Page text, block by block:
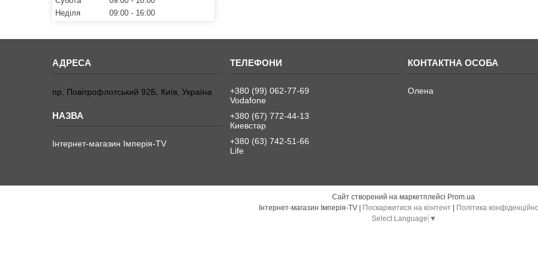
Неділя
09:00 16:00
пр. Повітрофлотський 92Б, Київ, Україна
Інтернет-магазин Імперія-TV
+380 (99) 062-77-69
Vodafone
+380 (67) 772-44-13
Киевстар
+380 (63) 742-51-66
Life
Олена
Сайт створений на маркетплейсі Prom.ua
Інтернет-магазин Імперія-TV | Поскаржитися на контент | Політика
Select Language ▼